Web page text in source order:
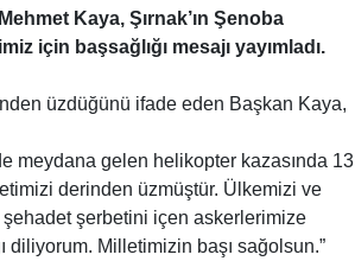
Kaya, Şırnak’ın Şenoba
için başsağlığı mesajı yayımladı.
üzdüğünü ifade eden Başkan Kaya,
meydana gelen helikopter kazasında 13
derinden üzmüştür. Ülkemizi ve
şerbetini içen askerlerimize
diliyorum. Milletimizin başı sağolsun.”